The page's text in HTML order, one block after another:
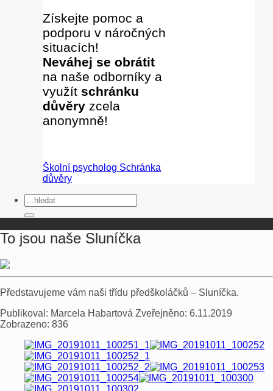
Získejte pomoc a
podporu v náročných
situacích!
Neváhej se obrátit
na naše odborníky a
využít schránku
důvěry zcela
anonymně!
Školní psycholog Schránka
důvěry
To jsou naše Sluníčka
Představujeme vám naši třídu předškoláčků – Sluníčka.
Publikoval: Marcela Habartová Zveřejněno: 6.11.2019
Zobrazeno: 836